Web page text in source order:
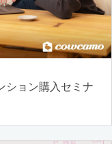
ション購入セミナ